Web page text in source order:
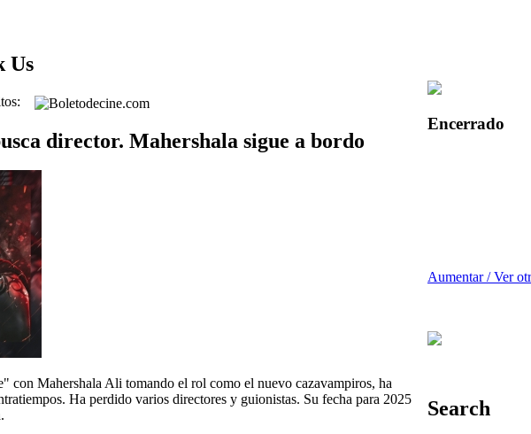
Us
director. Mahershala sigue a bordo
con Mahershala Ali tomando el rol como el nuevo cazavampiros, ha
Ha perdido varios directores y guionistas. Su fecha para 2025
Encerrado
Aumentar / Ver
Search